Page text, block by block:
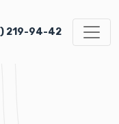
219-94-42